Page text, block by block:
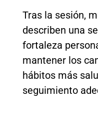
Tras la sesión,
describen una
fortaleza
mantener los
hábitos más
seguimiento